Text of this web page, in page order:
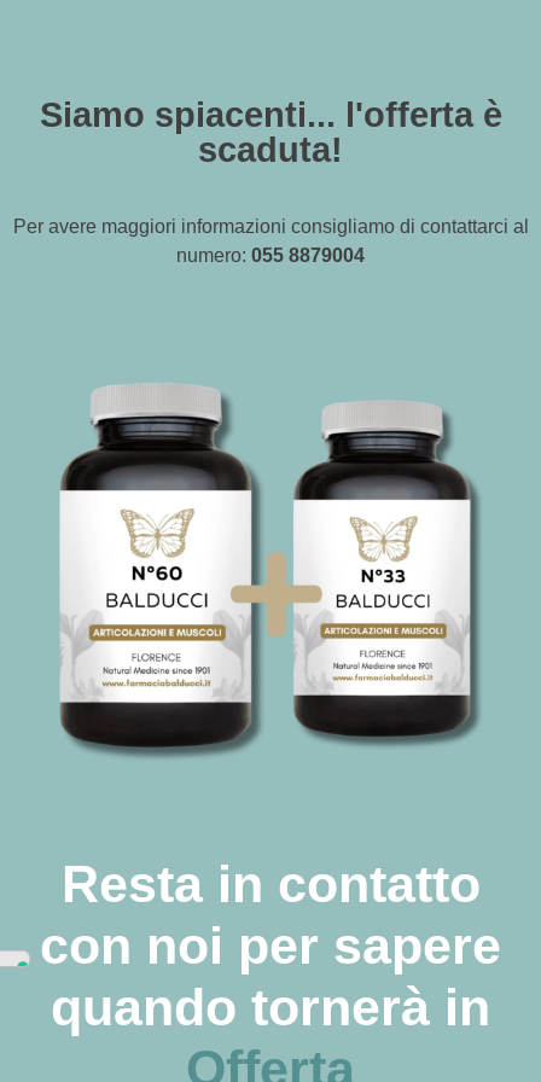
Siamo spiacenti... l'offerta è
scaduta!
Per avere maggiori informazioni consigliamo di contattarci al
numero: 055 8879004
Resta in contatto
con noi per sapere
quando tornerà in
Offerta